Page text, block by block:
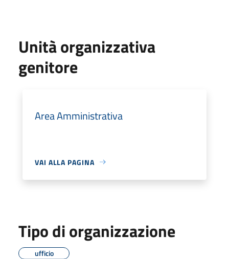
Unità organizzativa
genitore
Area Amministrativa
VAI ALLA PAGINA
Tipo di organizzazione
ufficio